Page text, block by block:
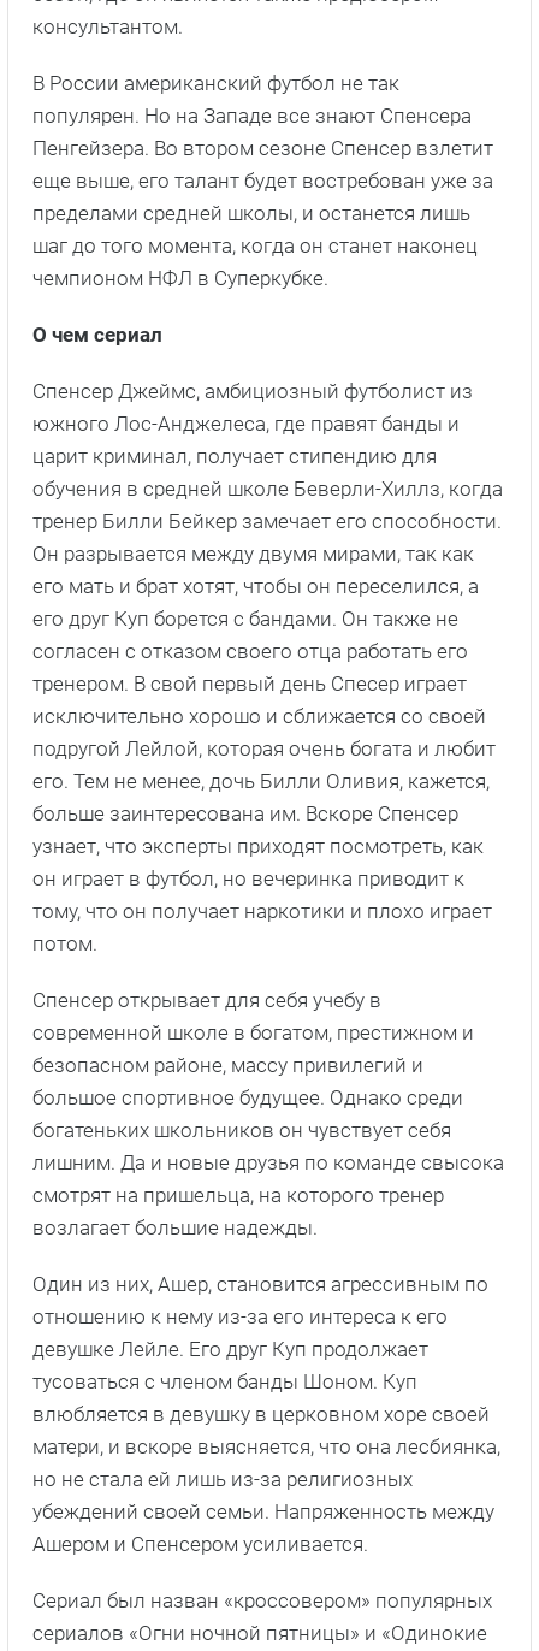
консультантом.
В России американский футбол не так
популярен. Но на Западе все знают Спенсера
Пенгейзера. Во втором сезоне Спенсер взлетит
еще выше, его талант будет востребован уже за
пределами средней школы, и останется лишь
шаг до того момента, когда он станет наконец
чемпионом НФЛ в Суперкубке.
О чем сериал
Спенсер Джеймс, амбициозный футболист из
южного Лос-Анджелеса, где правят банды и
царит криминал, получает стипендию для
обучения в средней школе Беверли-Хиллз, когда
тренер Билли Бейкер замечает его способности.
Он разрывается между двумя мирами, так как
его мать и брат хотят, чтобы он переселился, а
его друг Куп борется с бандами. Он также не
согласен с отказом своего отца работать его
тренером. В свой первый день Спесер играет
исключительно хорошо и сближается со своей
подругой Лейлой, которая очень богата и любит
его. Тем не менее, дочь Билли Оливия, кажется,
больше заинтересована им. Вскоре Спенсер
узнает, что эксперты приходят посмотреть, как
он играет в футбол, но вечеринка приводит к
тому, что он получает наркотики и плохо играет
потом.
Спенсер открывает для себя учебу в
современной школе в богатом, престижном и
безопасном районе, массу привилегий и
большое спортивное будущее. Однако среди
богатеньких школьников он чувствует себя
лишним. Да и новые друзья по команде свысока
смотрят на пришельца, на которого тренер
возлагает большие надежды.
Один из них, Ашер, становится агрессивным по
отношению к нему из-за его интереса к его
девушке Лейле. Его друг Куп продолжает
тусоваться с членом банды Шоном. Куп
влюбляется в девушку в церковном хоре своей
матери, и вскоре выясняется, что она лесбиянка,
но не стала ей лишь из-за религиозных
убеждений своей семьи. Напряженность между
Ашером и Спенсером усиливается.
Сериал был назван «кроссовером» популярных
сериалов «Огни ночной пятницы» и «Одинокие